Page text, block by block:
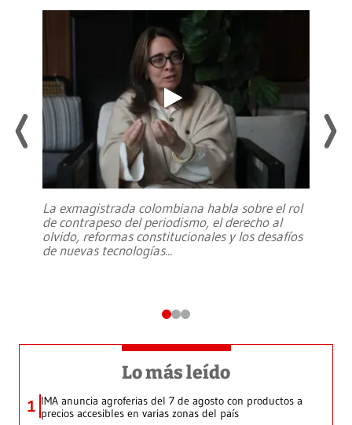
La exmagistrada colombiana habla sobre el rol
de contrapeso del periodismo, el derecho al
olvido, reformas constitucionales y los desafíos
de nuevas tecnologías...
Lo más leído
1 IMA anuncia agroferias del 7 de agosto con productos a
precios accesibles en varias zonas del país